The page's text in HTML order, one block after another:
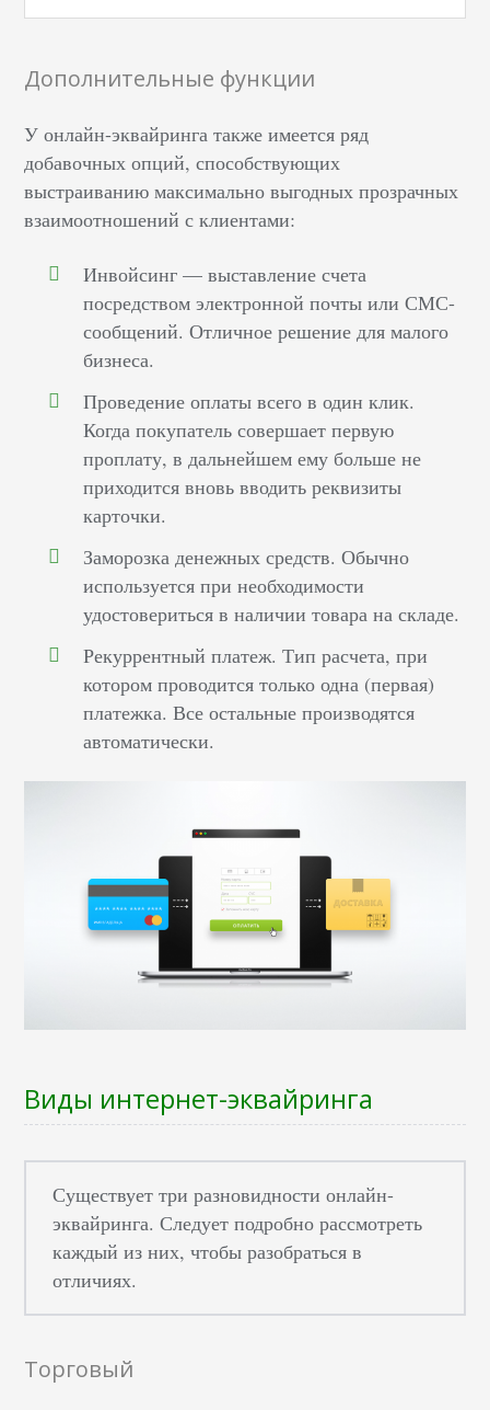
Дополнительные функции
У онлайн-эквайринга также имеется ряд
добавочных опций, способствующих
выстраиванию максимально выгодных прозрачных
взаимоотношений с клиентами:
Инвойсинг — выставление счета
посредством электронной почты или СМС-
сообщений. Отличное решение для малого
бизнеса.
Проведение оплаты всего в один клик.
Когда покупатель совершает первую
проплату, в дальнейшем ему больше не
приходится вновь вводить реквизиты
карточки.
Заморозка денежных средств. Обычно
используется при необходимости
удостовериться в наличии товара на складе.
Рекуррентный платеж. Тип расчета, при
котором проводится только одна (первая)
платежка. Все остальные производятся
автоматически.
Виды интернет-эквайринга
Существует три разновидности онлайн-
эквайринга. Следует подробно рассмотреть
каждый из них, чтобы разобраться в
отличиях.
Торговый